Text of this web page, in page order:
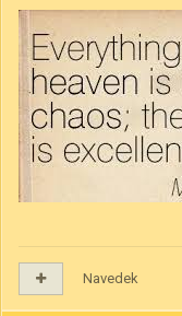
Navedek